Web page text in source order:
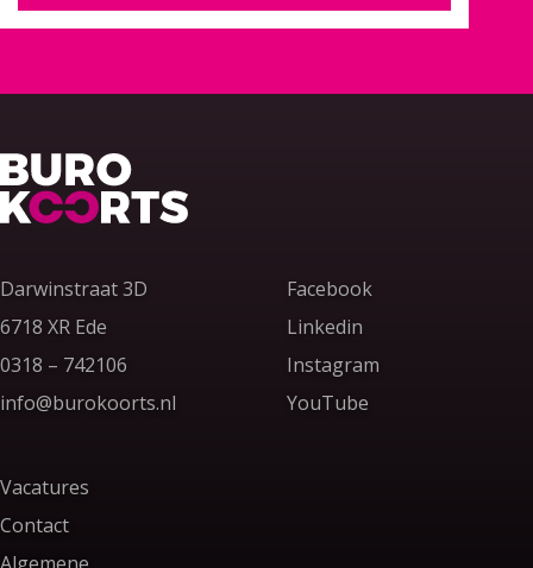
Terug naar home
Darwinstraat 3D
6718 XR Ede
Bel ons op
0318 – 742106
Stuur ons een e-mail
info@burokoorts.nl
Facebook
Linkedin
Instagram
YouTube
Vacatures
Contact